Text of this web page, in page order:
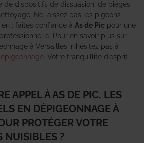
de dispositifs de dissuasion, de pièges
Ne laissez pas les pigeons
; faites confiance à As de Pic pour une
Pour en savoir plus sur
à Versailles, n’hésitez pas à
. Votre tranquillité d’esprit
APPEL À AS DE PIC, LES
EN DÉPIGEONNAGE À
PROTÉGER VOTRE
NUISIBLES ?